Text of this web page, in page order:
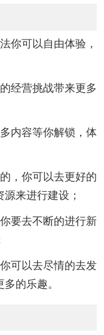
你可以自由体验，
经营挑战带来更多
内容等你解锁，体
，你可以去更好的
来进行建设；
要去不断的进行新
可以去尽情的去发
的乐趣。